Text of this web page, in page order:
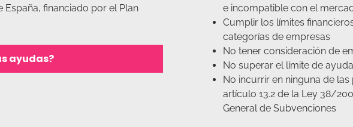
España, financiado por el Plan
ayudas?
e incompatible con el
Cumplir los límites
categorías de empresas
No tener consideración de
No superar el límite de
No incurrir en ninguna de
artículo 13.2 de la Ley 38/
General de Subvenciones